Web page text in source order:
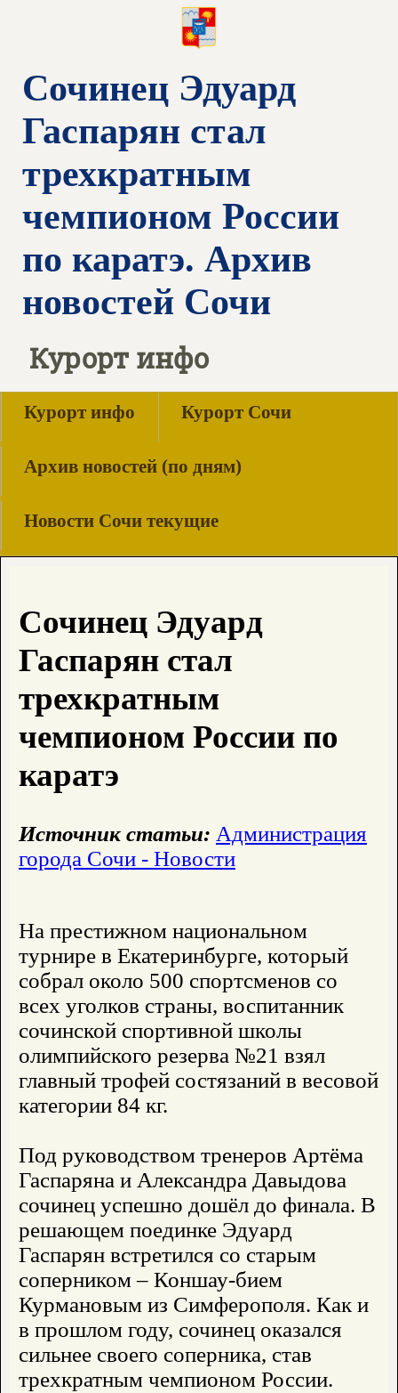
Сочинец Эдуард
Гаспарян стал
трехкратным
чемпионом России
по каратэ. Архив
новостей Сочи
Курорт инфо
Курорт инфо Курорт Сочи
Архив новостей (по дням)
Новости Сочи текущие
Сочинец Эдуард
Гаспарян стал
трехкратным
чемпионом России по
каратэ
Источник статьи: Администрация
города Сочи - Новости
На престижном национальном
турнире в Екатеринбурге, который
собрал около 500 спортсменов со
всех уголков страны, воспитанник
сочинской спортивной школы
олимпийского резерва №21 взял
главный трофей состязаний в весовой
категории 84 кг.
Под руководством тренеров Артёма
Гаспаряна и Александра Давыдова
сочинец успешно дошёл до финала. В
решающем поединке Эдуард
Гаспарян встретился со старым
соперником – Коншау-бием
Курмановым из Симферополя. Как и
в прошлом году, сочинец оказался
сильнее своего соперника, став
трехкратным чемпионом России.